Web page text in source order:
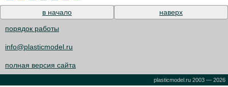
в начало
наверх
порядок работы
info@plasticmodel.ru
полная версия сайта
plasticmodel.ru 2003 — 2026